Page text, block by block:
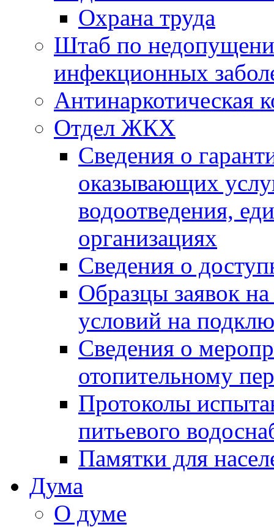
Охрана труда
Штаб по
инфекционных
Антинаркотическая
Отдел ЖКХ
Сведения о
оказывающих
водоотведения,
организациях
Сведения о
Образцы заявок
условий на
Сведения о
отопительному
Протоколы
питьевого
Памятки для
Дума
О думе